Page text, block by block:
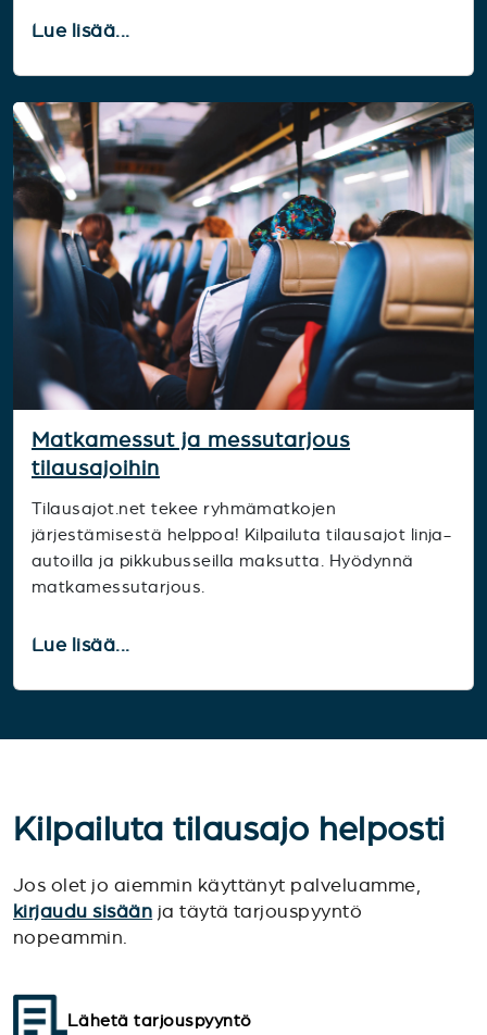
Lue lisää...
Matkamessut ja messutarjous
tilausajoihin
Tilausajot.net tekee ryhmämatkojen
järjestämisestä helppoa! Kilpailuta tilausajot linja-
autoilla ja pikkubusseilla maksutta. Hyödynnä
matkamessutarjous.
Lue lisää...
Kilpailuta tilausajo helposti
Jos olet jo aiemmin käyttänyt palveluamme,
kirjaudu sisään ja täytä tarjouspyyntö
nopeammin.
Lähetä tarjouspyyntö